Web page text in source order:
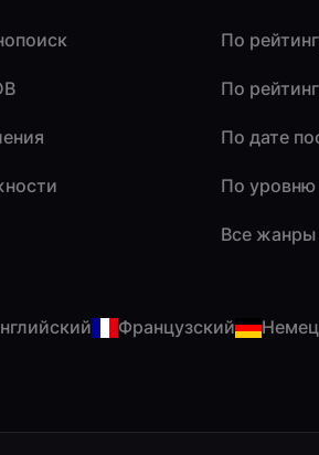
Французский
По
По
По дате
По
Все жанры